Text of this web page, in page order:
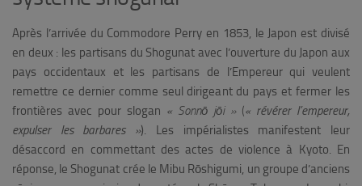
Après l’arrivée du Commodore Perry en 1853, le Japon est divisé
en deux : les partisans du Shogunat avec l’ouverture du Japon aux
pays occidentaux et les partisans de l’Empereur qui veulent
remettre ce dernier comme seul dirigeant du pays et fermer les
frontières avec pour slogan « Sonnō jōi »(« révérer l’empereur,
expulser les barbares »). Les impérialistes manifestent leur
désaccord en commettant des actes de violence à Kyoto. En
réponse, le Shogunat crée le Mibu Rōshigumi, un groupe d’anciens